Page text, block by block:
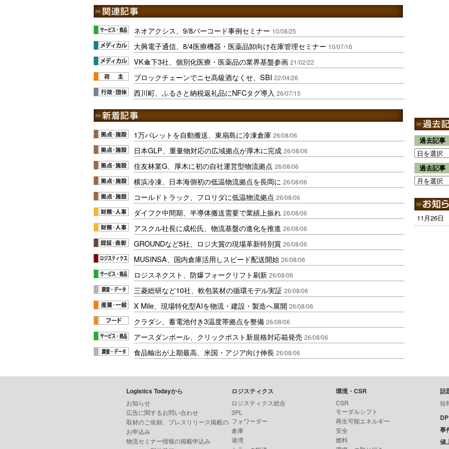
ネオアクシス、9/8バーコード事例セミナー 10/08/25
大興電子通信、8/4医療機器・医薬品卸向け在庫管理セミナー 10/07/16
VK傘下3社、個別化医療・医薬品の業界基盤参画 21/02/22
ブロックチェーンでニセ高級酒なくせ、SBI 22/04/26
西川町、ふるさと納税返礼品にNFCタグ導入 26/07/15
1万パレットを自動搬送、東扇島に冷凍倉庫 26/08/06
日本GLP、重量物対応の広域拠点が厚木に完成 26/08/06
住友林業G、厚木に初の自社運営型物流拠点 26/08/06
横浜冷凍、日本海側初の低温物流拠点を長岡に 26/08/06
コールドトラック、フロリダに低温物流拠点 26/08/06
ダイフク中間期、半導体搬送需要で業績上振れ 26/08/06
アスクル社長に成松氏、物流基盤の進化を推進 26/08/06
GROUNDなど5社、ロジ大賞の現場革新特別賞 26/08/06
MUSINSA、国内倉庫活用しスピード配送開始 26/08/06
ロジスネクスト、防爆フォークリフト刷新 26/08/06
三菱総研など10社、軟包装材の循環モデル実証 26/08/06
X Mile、現場特化型AIを物流・建設・製造へ展開 26/08/06
クラダシ、蓄電池付き3温度帯拠点を整備 26/08/06
アースダンボール、クリックポスト新規格対応箱発売 26/08/06
食品輸出が上期最高、米国・アジア向け伸長 26/08/06
過去記事
過去記事
11月26日
Logistics Todayから
お知らせ
広告に関するお問い合わせ
取材のご依頼、プレスリリース掲載の
お申込み
物流セミナー情報の掲載申込み
ロジスティクス
ロジスティクス総合
3PL
フォワーダー
倉庫
港湾
環境・CSR
CSR
モーダルシフト
再生可能エネルギー
安全
燃料
話
短
事
値